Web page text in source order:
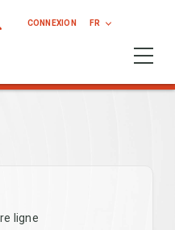
Ouvrir
CONNEXION FR
ligne